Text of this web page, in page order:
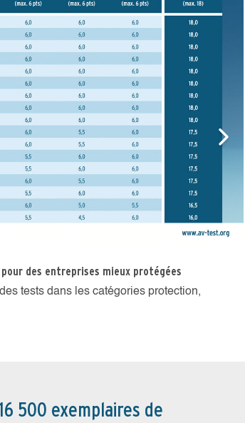
des entreprises mieux protégées
tests dans les catégories protection,
500 exemplaires de